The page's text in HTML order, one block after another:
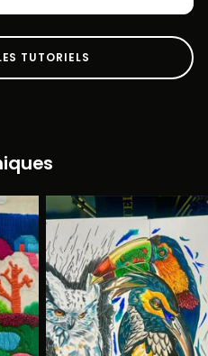
TUTORIELS